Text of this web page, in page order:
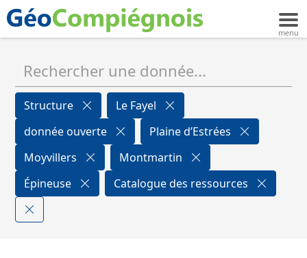
Structure
Le Fayel
donnée ouverte
Plaine d’Estrées
Moyvillers
Montmartin
Épineuse
Catalogue des ressources